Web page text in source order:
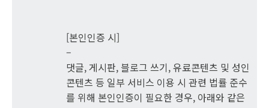
[본인인증 시]
–
댓글, 게시판, 블로그 쓰기, 유료콘텐츠 및 성인
콘텐츠 등 일부 서비스 이용 시 관련 법률 준수
를 위해 본인인증이 필요한 경우, 아래와 같은